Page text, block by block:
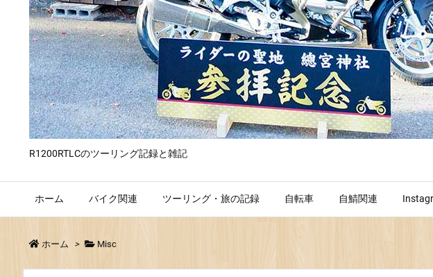
R1200RTLCのツーリング記録と雑記
ホーム バイク関連 ツーリング・旅の記録 自転車 自鯖関連
ホーム > Misc